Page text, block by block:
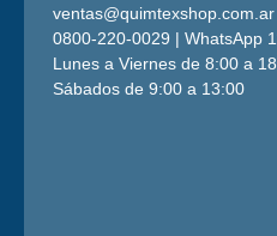
ventas@quimtexshop.com.ar
0800-220-0029 | WhatsApp
Lunes a Viernes de 8:00 a
Sábados de 9:00 a 13:00